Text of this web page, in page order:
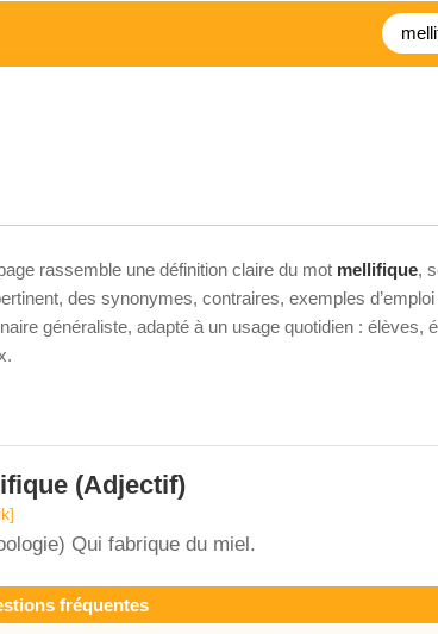
rassemble une définition claire du mot mellifique,
des synonymes, contraires, exemples
généraliste, adapté à un usage quotidien :
(Adjectif)
Qui fabrique du miel.
fréquentes